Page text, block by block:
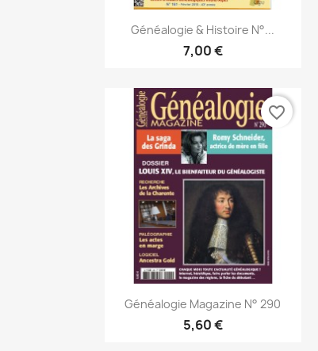
Aperçu rapide
Généalogie & Histoire N°...
7,00 €
Aperçu rapide
Généalogie Magazine N° 290
5,60 €
favorite_border